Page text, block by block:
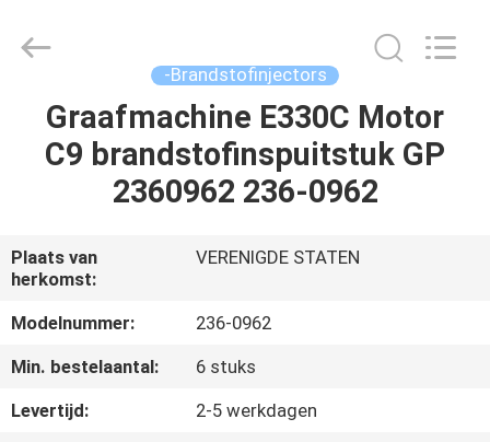
HUIS
PRODUCTEN
ONGEVEER
ONS
FABRIEKSREIS
Co.,LTD.
-Brandstofinjectors
Graafmachine E330C Motor
C9 brandstofinspuitstuk GP
2360962 236-0962
Plaats van
herkomst:
VERENIGDE STATEN
Modelnummer:
236-0962
Min. bestelaantal:
6 stuks
Levertijd:
2-5 werkdagen